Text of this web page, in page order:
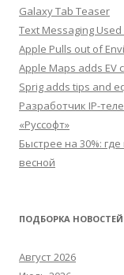
Galaxy Tab Teaser
Text Messaging
Apple Pulls out of
Apple Maps adds EV
Sprig adds tips and
Разработчик IP-
«Руссофт»
Быстрее на 30%:
весной
ПОДБОРКА НОВОСТЕЙ
Август 2026